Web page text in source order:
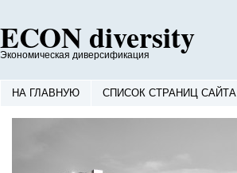
ECON diversity
Экономическая диверсификация
НА ГЛАВНУЮ СПИСОК СТРАНИЦ САЙТА